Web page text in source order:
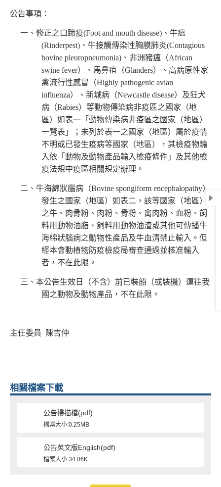
公告事項：
一、修正之口蹄疫(Foot and mouth disease)、牛瘟
(Rinderpest)、牛接觸傳染性胸膜肺炎(Contagious
bovine pleuropneumonia)、非洲豬瘟（African
swine fever）、馬鼻疽（Glanders）、高病原性家
禽流行性感冒（Highly pathogenic avian
influenza）、新城病（Newcastle disease）及狂犬
病（Rabies）等動物傳染病非疫區之國家（地
區）如表一「動物傳染病非疫區之國家（地區）
一覽表」；未列於表一之國家（地區）屬於疫情
不明或已發生疫病等國家（地區），其檢疫物輸
入依「動物及動物產品輸入檢疫條件」及其他檢
疫法規中疫區相關規定辦理。
二、牛海綿狀腦病（Bovine spongiform encephalopathy）
發生之國家（地區）如表二，該等國家（地區）
之牛、肉骨粉、肉粉、骨粉、禽肉粉、血粉、飼
料用動物油脂、飼料用動物油渣或其他可傳播牛
海綿狀腦病之動物性產品及牛血清禁止輸入。但
經本會動植物防疫檢疫局審查通過並核准輸入
者，不在此限。
三、本公告生效日（不含）前已裝船（或裝機）運往我
國之動物及動物產品，不在此限。
主任委員 陳吉仲
相關檔案下載
公告掃描檔(pdf)
檔案大小:0.25MB
公告英文版English(pdf)
檔案大小:34.06K